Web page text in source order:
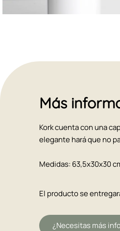
Más
Kork cuenta con una
elegante hará que no
Medidas: 63,5x30x30
El producto se
¿Necesitas más